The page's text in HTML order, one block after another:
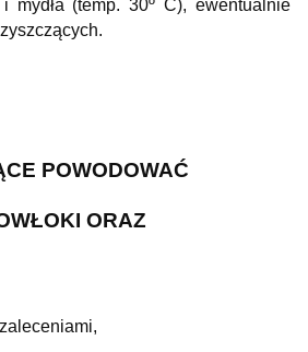
mydła (temp. 30º C), ewentualnie
POWODOWAĆ
ORAZ